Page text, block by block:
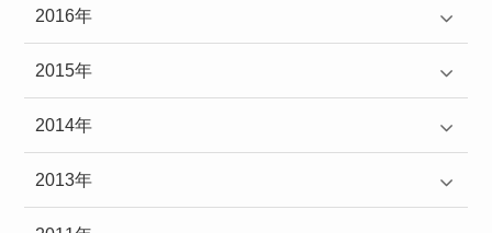
2016年
2015年
2014年
2013年